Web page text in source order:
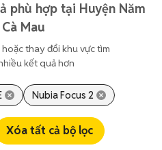
phù hợp tại Huyện Năm
Mau
thay đổi khu vực tìm
kết quả hơn
Nubia Focus 2
Xóa tất cả bộ lọc